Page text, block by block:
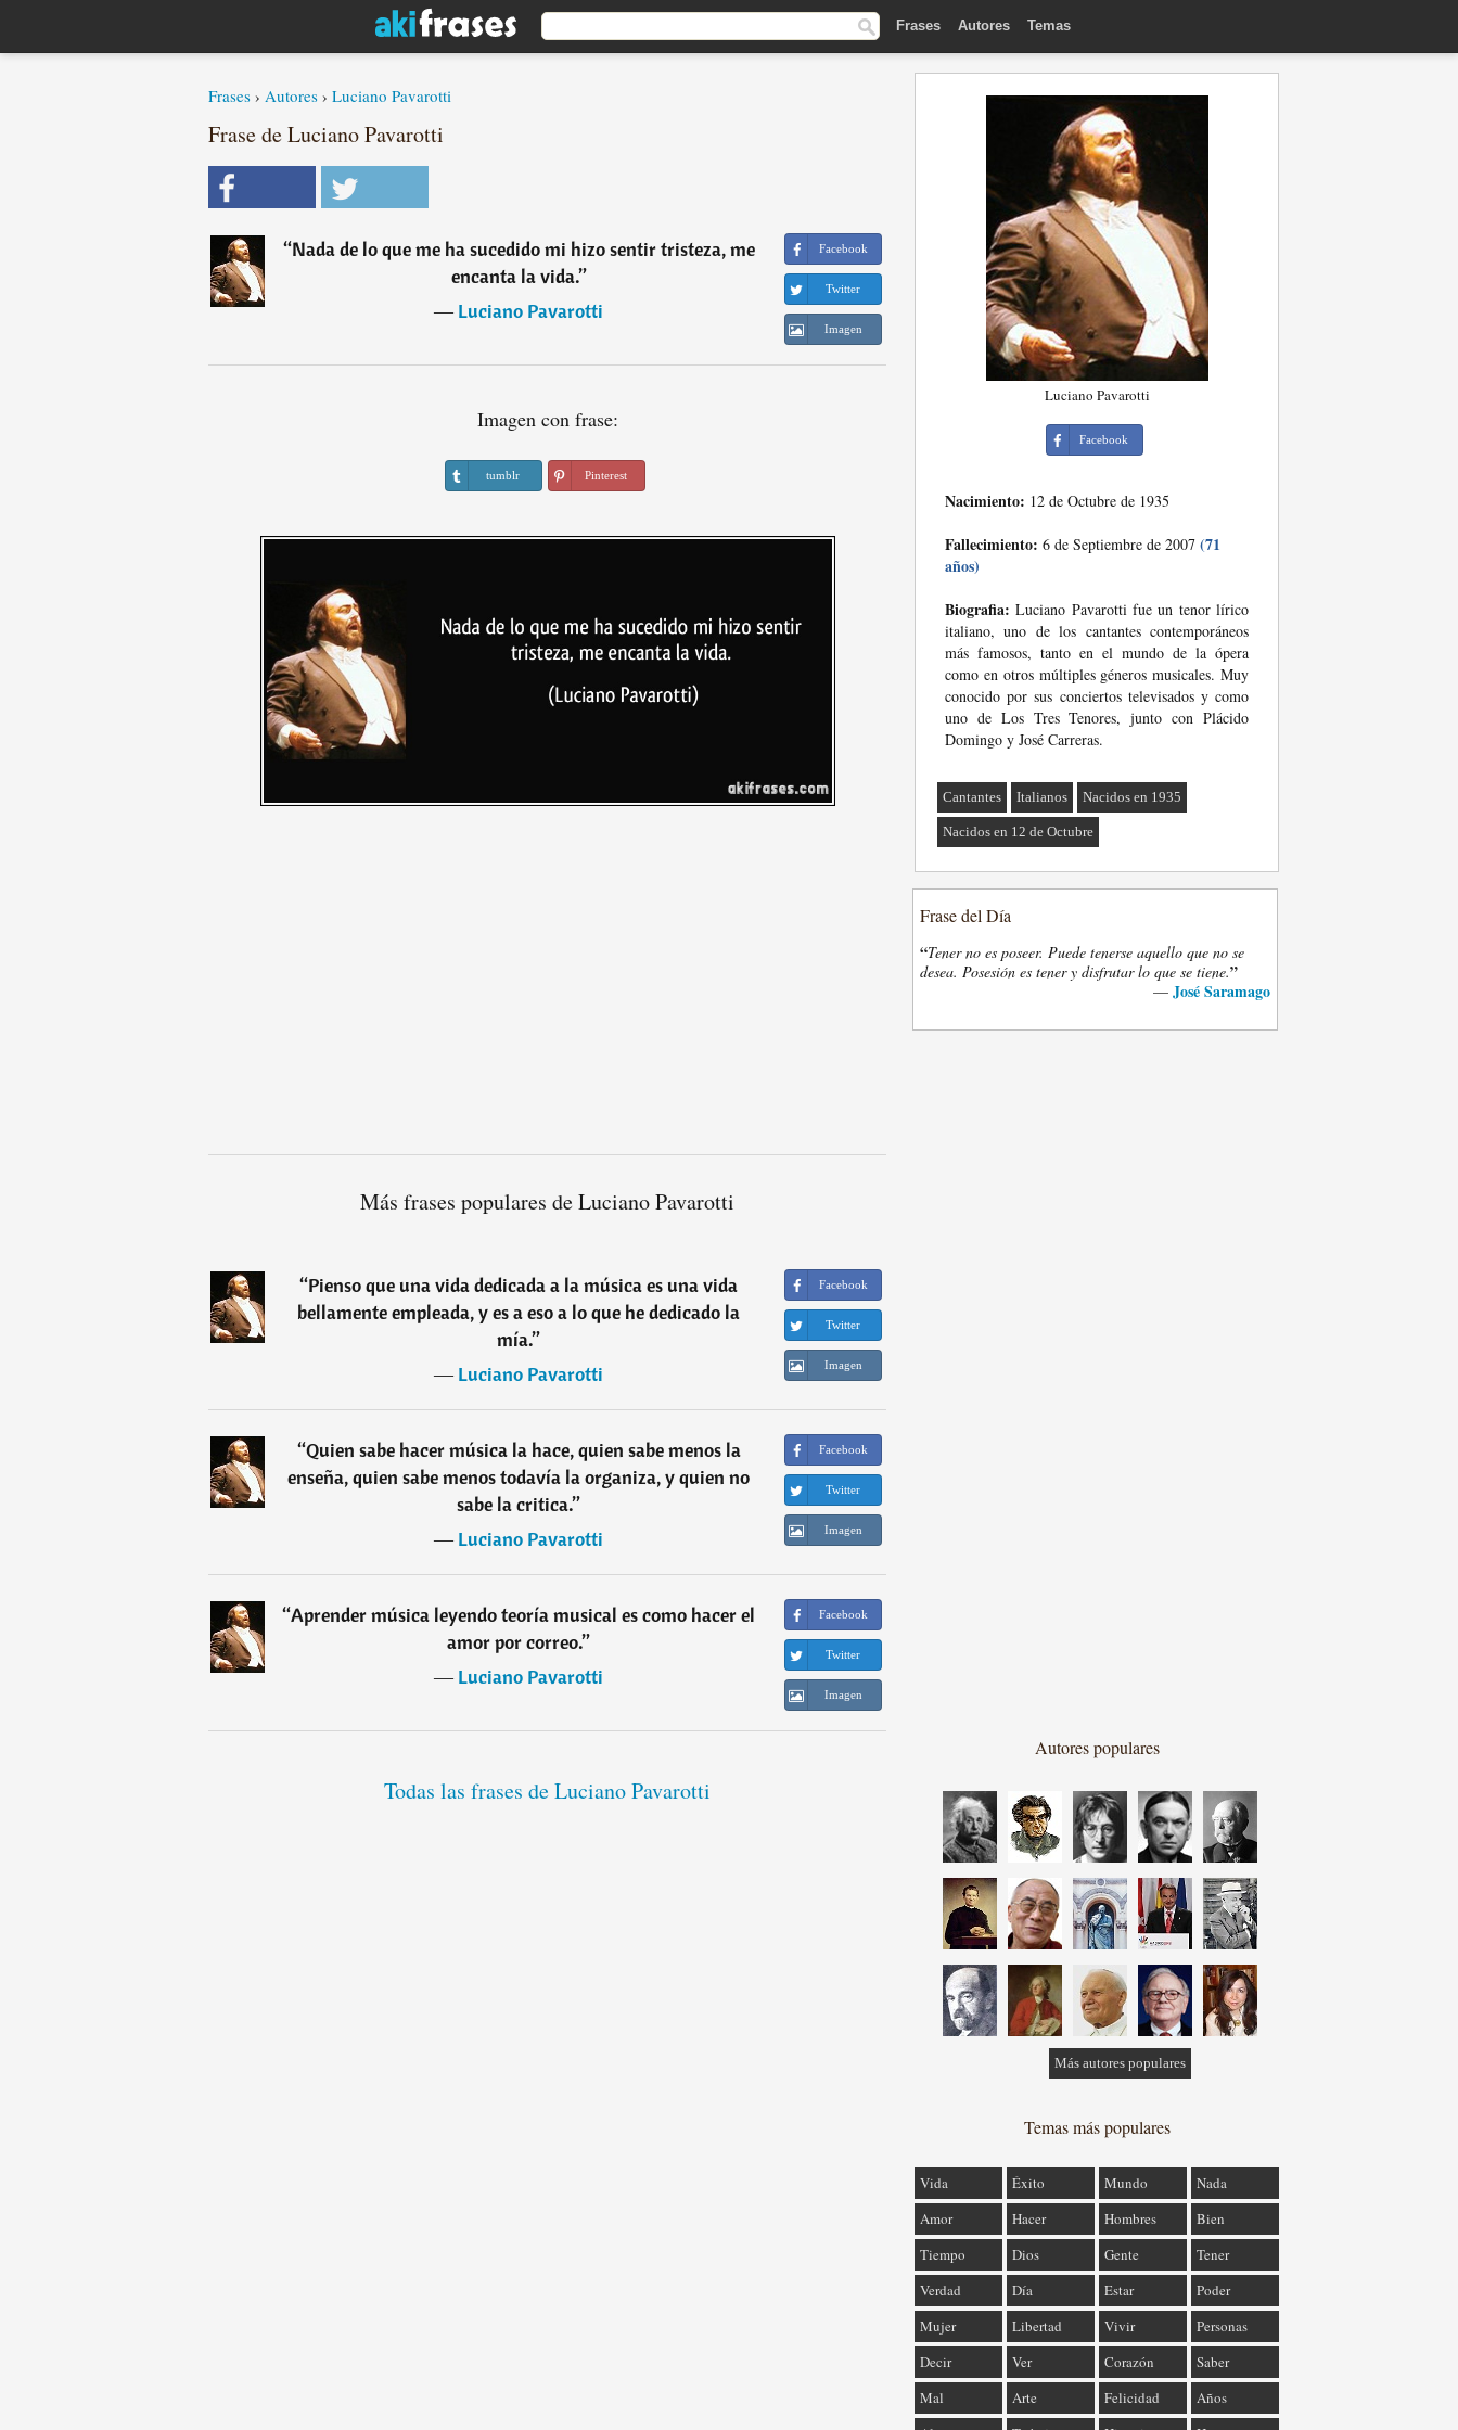
Frases Autores Temas
Frases › Autores › Luciano Pavarotti
Frase de Luciano Pavarotti
“Nada de lo que me ha sucedido mi hizo sentir tristeza, me
encanta la vida.”
―Luciano Pavarotti
Facebook
Twitter
Imagen
Imagen con frase:
tumblr Pinterest
Más frases populares de Luciano Pavarotti
“Pienso que una vida dedicada a la música es una vida
bellamente empleada, y es a eso a lo que he dedicado la
mía.”
―Luciano Pavarotti
Facebook
Twitter
Imagen
“Quien sabe hacer música la hace, quien sabe menos la
enseña, quien sabe menos todavía la organiza, y quien no
sabe la critica.”
―Luciano Pavarotti
Facebook
Twitter
Imagen
“Aprender música leyendo teoría musical es como hacer el
amor por correo.”
―Luciano Pavarotti
Facebook
Twitter
Imagen
Todas las frases de Luciano Pavarotti
Luciano Pavarotti
Facebook
Nacimiento: 12 de Octubre de 1935
Fallecimiento: 6 de Septiembre de 2007 (71
años)
Biografia: Luciano Pavarotti fue un tenor lírico
italiano, uno de los cantantes contemporáneos
más famosos, tanto en el mundo de la ópera
como en otros múltiples géneros musicales. Muy
conocido por sus conciertos televisados y como
uno de Los Tres Tenores, junto con Plácido
Domingo y José Carreras.
Cantantes Italianos Nacidos en 1935
Nacidos en 12 de Octubre
Frase del Día
“Tener no es poseer. Puede tenerse aquello que no se
desea. Posesión es tener y disfrutar lo que se tiene.”
— José Saramago
Autores populares
Más autores populares
Temas más populares
Vida Éxito Mundo
Nada
Amor
Hacer Hombres
Bien
Tiempo
Dios Gente
Tener
Verdad
Día Estar
Poder
Mujer
Libertad Vivir
Personas
Decir
Ver Corazón
Saber
Mal
Arte Felicidad
Años